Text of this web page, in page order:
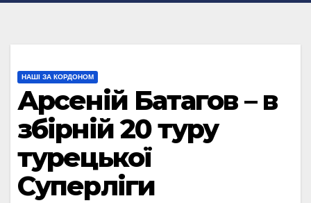
НАШІ ЗА КОРДОНОМ
Арсеній Батагов – в
збірній 20 туру
турецької
Суперліги